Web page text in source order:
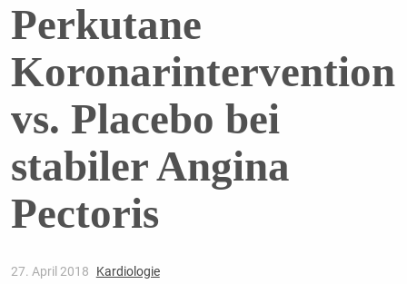
Perkutane
Koronarintervention
vs. Placebo bei
stabiler Angina
Pectoris
27. April 2018 Kardiologie